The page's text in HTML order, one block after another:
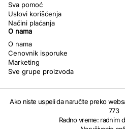
Sva pomoć
Uslovi korišćenja
Načini plaćanja
O nama
O nama
Cenovnik isporuke
Marketing
Sve grupe proizvoda
Ako niste uspeli da naručite preko
773
Radno vreme: radnim